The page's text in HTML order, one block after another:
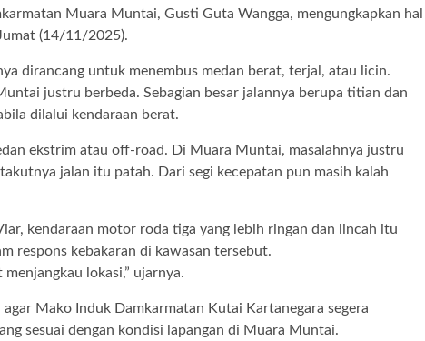
Muara Muntai, Gusti Guta Wangga, mengungkapkan hal
(14/11/2025).
dirancang untuk menembus medan berat, terjal, atau licin.
justru berbeda. Sebagian besar jalannya berupa titian dan
dilalui kendaraan berat.
ekstrim atau off-road. Di Muara Muntai, masalahnya justru
jalan itu patah. Dari segi kecepatan pun masih kalah
kendaraan motor roda tiga yang lebih ringan dan lincah itu
respons kebakaran di kawasan tersebut.
lokasi,” ujarnya.
Mako Induk Damkarmatan Kutai Kartanegara segera
sesuai dengan kondisi lapangan di Muara Muntai.